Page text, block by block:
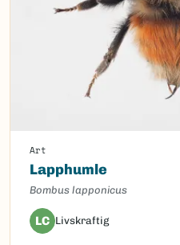
Art
Lapphumle
Bombus lapponicus
LC Livskraftig